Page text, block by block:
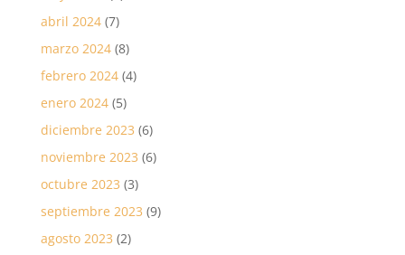
abril 2024(7)
marzo 2024(8)
febrero 2024(4)
enero 2024(5)
diciembre 2023 (6)
noviembre 2023 (6)
octubre 2023 (3)
septiembre 2023 (9)
agosto 2023 (2)